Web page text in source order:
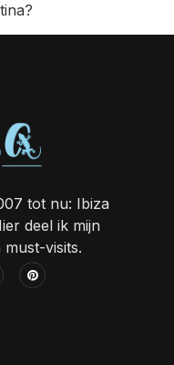
tot nu: Ibiza
deel ik mijn
visits.